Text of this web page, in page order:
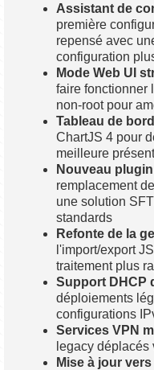
Assistant de
première
repensé avec
configuration
Mode Web UI
faire fonctionner
non-root pour
Tableau de
ChartJS 4 pour
meilleure
Nouveau
remplacement
une solution
standards
Refonte de la
l'import/export
traitement plus
Support DHCP
déploiements
configurations
Services VPN
legacy
Mise à jour